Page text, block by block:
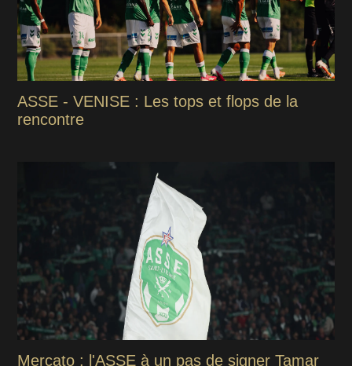
ASSE - VENISE : Les tops et flops de la
rencontre
Mercato : l'ASSE à un pas de signer Tamar